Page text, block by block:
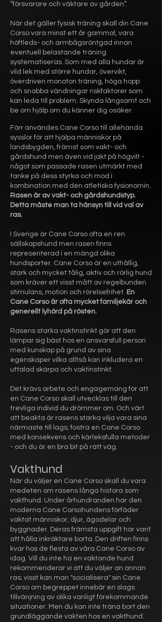
”försvarare och väktare av gården”.
När det gäller fysisk träning skall din Cane
Corso vara minst ett år gammal, vara
höftleds- och armbågsröntgad innan
eventuell belastande träning
systematiseras. Som med alla hundar är
vild lek med större hundar, övervikt,
överdriven monoton träning, höga hopp
och snabba vändningar riskfaktorer som
kan leda till problem. Skynda långsamt och
be om hjälp om du känner dig osäker.
Förr användes Cane Corso till allehanda
sysslor för att hjälpa människor på
landsbygden, främst som vakt- och
gårdshund men även vid jakt på högvilt -
något som passade rasen utmärkt med
tanke på dess styrka och mod i
kombination med den atletiska fysionomin.
Rasen är av vakt- och gårdshundstyp.
Detta måste man ta hänsyn till vid val av
ras.
I Sverige är Cane Corso ofta en ren
sällskapshund men rasen finns
representerad i en mängd olika
hundsporter. Cane Corso är en uthållig,
stark och mycket tålig, aktiv och rörlig hund
som kräver ett visst mått av regelbunden
stimulans, motion och rörelsefrihet. En
Cane Corso är ofta mycket familjekär och
generellt lyhörd på rösten.
Rasens starka vaktinstinkt gör att den
lämpar sig bäst hos en ansvarsfull person
med kunskap på grund av sina
egenskaper vilka alltså kan inkludera en
uttalad skärpa och vaktinstinkt.
Det krävs arbete och engagemang för att
en Cane Corso skall utvecklas till den
trevliga individ du drömmer om. Och värt
att beakta är rasens starka vilja vara sina
närmaste till lags; fostra en Cane Corso
med konsekvens och kärleksfulla metoder
- och du är en bra bit på rätt väg.
Vakthund
När du väljer en Cane Corso skall du vara
medeten om rasens långa histora som
vakthund. Under århundranden har den
moderna Cane Corsohundens förfäder
vaktat människor, djur, ägodelar och
byggnader. Deras främsta uppgift har varit
att hålla inkräktare borta. Den driften finns
kvar hos de flesta av våra Cane Corso av
idag. Vill du inte ha en vaktande hund
rekommenderar vi att du väljer an annan
ras; visst kan man "socialisera" sin Cane
Corso om begreppet innebär en slags
tillvänjning av olika vanligt förekommande
situationer. Men du kan inte träna bort den
grundläggande vakten hos en vakthund.